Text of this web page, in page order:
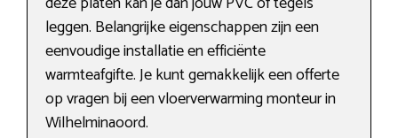
leggen. Belangrijke eigenschappen zijn een
eenvoudige installatie en efficiënte
warmteafgifte. Je kunt gemakkelijk een offerte
op vragen bij een vloerverwarming monteur in
Wilhelminaoord.